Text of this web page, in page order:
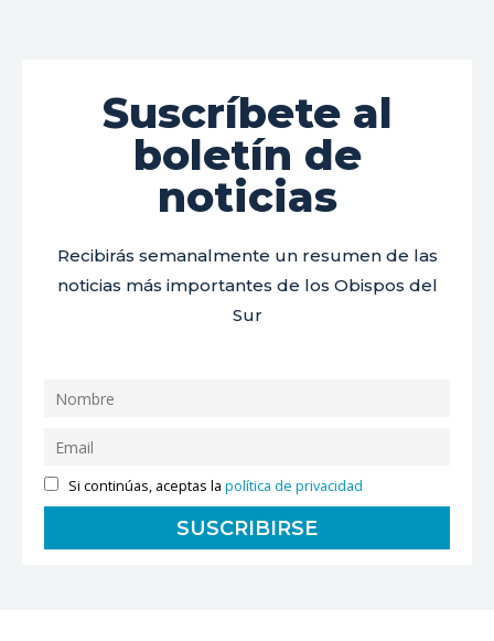
Suscríbete al
boletín de
noticias
Recibirás semanalmente un resumen de las
noticias más importantes de los Obispos del
Sur
Si continúas, aceptas lapolítica de privacidad